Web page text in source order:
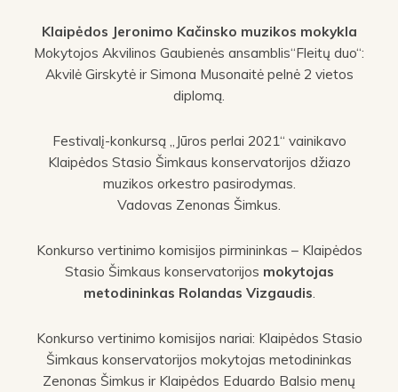
Klaipėdos Jeronimo Kačinsko muzikos mokykla
Mokytojos Akvilinos Gaubienės ansamblis“Fleitų duo“:
Akvilė Girskytė ir Simona Musonaitė pelnė 2 vietos
diplomą.
Festivalį-konkursą „Jūros perlai 2021“ vainikavo
Klaipėdos Stasio Šimkaus konservatorijos džiazo
muzikos orkestro pasirodymas.
Vadovas Zenonas Šimkus.
Konkurso vertinimo komisijos pirmininkas – Klaipėdos
Stasio Šimkaus konservatorijos mokytojas
metodininkas Rolandas Vizgaudis
Konkurso vertinimo komisijos nariai: Klaipėdos Stasio
Šimkaus konservatorijos mokytojas metodininkas
Zenonas Šimkus ir Klaipėdos Eduardo Balsio menų